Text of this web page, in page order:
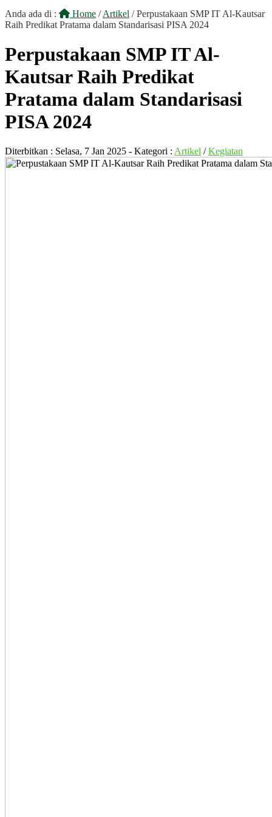
Anda ada di : Home /Artikel /Perpustakaan SMP IT Al-Kautsar
Raih Predikat Pratama dalam Standarisasi PISA 2024
Perpustakaan SMP IT Al-
Kautsar Raih Predikat
Pratama dalam Standarisasi
PISA 2024
Diterbitkan : Selasa, 7 Jan 2025 - Kategori : Artikel /Kegiatan